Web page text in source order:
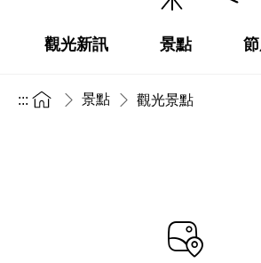
觀光新訊 景點
::: 景點 觀光景點